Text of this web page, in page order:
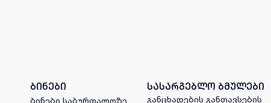
ბინები
ბინები საბურთალოზე
სასარგებლო ბმულები
განცხადების განთავსების